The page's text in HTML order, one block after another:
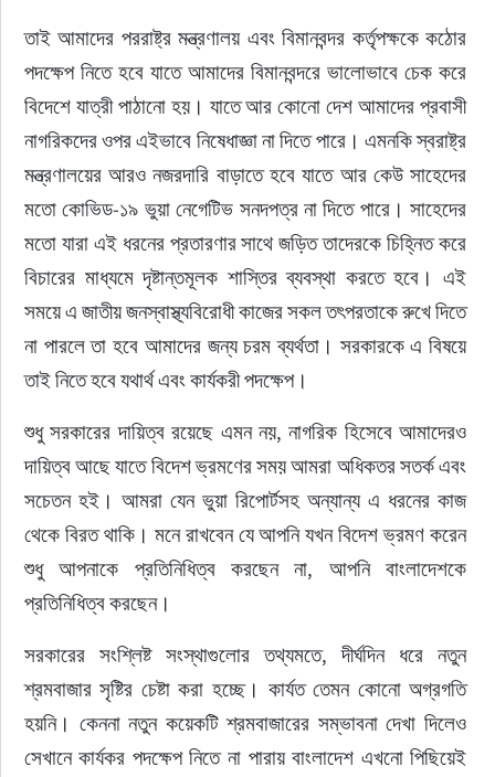
তাই আমাদের পররাষ্ট্র মন্ত্রণালয় এবং বিমানবন্দর কর্তৃপক্ষকে কঠোর
পদক্ষেপ নিতে হবে যাতে আমাদের বিমানবন্দরে ভালোভাবে চেক করে
বিদেশে যাত্রী পাঠানো হয়। যাতে আর কোনো দেশ আমাদের প্রবাসী
নাগরিকদের ওপর এইভাবে নিষেধাজ্ঞা না দিতে পারে। এমনকি স্বরাষ্ট্র
মন্ত্রণালয়ের আরও নজরদারি বাড়াতে হবে যাতে আর কেউ সাহেদের
মতো কোভিড-১৯ ভুয়া নেগেটিভ সনদপত্র না দিতে পারে। সাহেদের
মতো যারা এই ধরনের প্রতারণার সাথে জড়িত তাদেরকে চিহ্নিত করে
বিচারের মাধ্যমে দৃষ্টান্তমূলক শাস্তির ব্যবস্থা করতে হবে। এই
সময়ে এ জাতীয় জনস্বাস্থ্যবিরোধী কাজের সকল তৎপরতাকে রুখে দিতে
না পারলে তা হবে আমাদের জন্য চরম ব্যর্থতা। সরকারকে এ বিষয়ে
তাই নিতে হবে যথার্থ এবং কার্যকরী পদক্ষেপ।
শুধু সরকারের দায়িত্ব রয়েছে এমন নয়, নাগরিক হিসেবে আমাদেরও
দায়িত্ব আছে যাতে বিদেশ ভ্রমণের সময় আমরা অধিকতর সতর্ক এবং
সচেতন হই। আমরা যেন ভুয়া রিপোর্টসহ অন্যান্য এ ধরনের কাজ
থেকে বিরত থাকি। মনে রাখবেন যে আপনি যখন বিদেশ ভ্রমণ করেন
শুধু আপনাকে প্রতিনিধিত্ব করছেন না, আপনি বাংলাদেশকে
প্রতিনিধিত্ব করছেন।
সরকারের সংশ্লিষ্ট সংস্থাগুলোর তথ্যমতে, দীর্ঘদিন ধরে নতুন
শ্রমবাজার সৃষ্টির চেষ্টা করা হচ্ছে। কার্যত তেমন কোনো অগ্রগতি
হয়নি। কেননা নতুন কয়েকটি শ্রমবাজারের সম্ভাবনা দেখা দিলেও
সেখানে কার্যকর পদক্ষেপ নিতে না পারায় বাংলাদেশ এখনো পিছিয়েই